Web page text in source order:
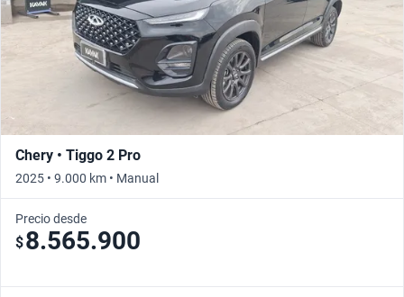
Chery • Tiggo 2 Pro
2025 • 9.000 km • Manual
Precio desde
$8.565.900